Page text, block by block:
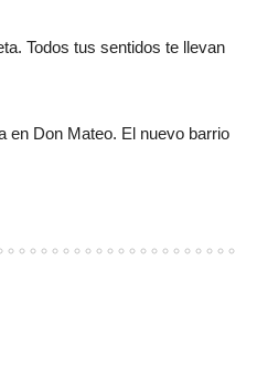
Todos tus sentidos te llevan
en Don Mateo. El nuevo barrio